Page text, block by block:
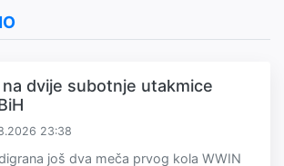
dvije subotnje utakmice
23:38
još dva meča prvog kola WWIN